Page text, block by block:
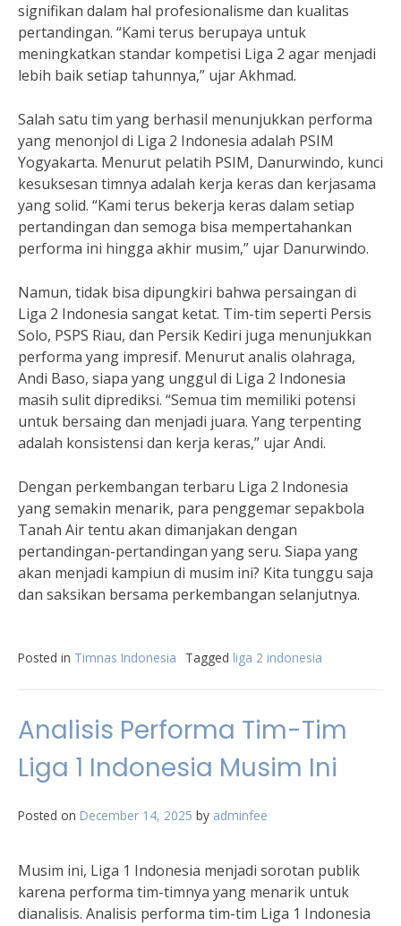
signifikan dalam hal profesionalisme dan kualitas
pertandingan. “Kami terus berupaya untuk
meningkatkan standar kompetisi Liga 2 agar menjadi
lebih baik setiap tahunnya,” ujar Akhmad.
Salah satu tim yang berhasil menunjukkan performa
yang menonjol di Liga 2 Indonesia adalah PSIM
Yogyakarta. Menurut pelatih PSIM, Danurwindo, kunci
kesuksesan timnya adalah kerja keras dan kerjasama
yang solid. “Kami terus bekerja keras dalam setiap
pertandingan dan semoga bisa mempertahankan
performa ini hingga akhir musim,” ujar Danurwindo.
Namun, tidak bisa dipungkiri bahwa persaingan di
Liga 2 Indonesia sangat ketat. Tim-tim seperti Persis
Solo, PSPS Riau, dan Persik Kediri juga menunjukkan
performa yang impresif. Menurut analis olahraga,
Andi Baso, siapa yang unggul di Liga 2 Indonesia
masih sulit diprediksi. “Semua tim memiliki potensi
untuk bersaing dan menjadi juara. Yang terpenting
adalah konsistensi dan kerja keras,” ujar Andi.
Dengan perkembangan terbaru Liga 2 Indonesia
yang semakin menarik, para penggemar sepakbola
Tanah Air tentu akan dimanjakan dengan
pertandingan-pertandingan yang seru. Siapa yang
akan menjadi kampiun di musim ini? Kita tunggu saja
dan saksikan bersama perkembangan selanjutnya.
Posted in Timnas Indonesia Tagged liga 2 indonesia
Analisis Performa Tim-Tim
Liga 1 Indonesia Musim Ini
Posted on December 14, 2025 by adminfee
Musim ini, Liga 1 Indonesia menjadi sorotan publik
karena performa tim-timnya yang menarik untuk
dianalisis. Analisis performa tim-tim Liga 1 Indonesia